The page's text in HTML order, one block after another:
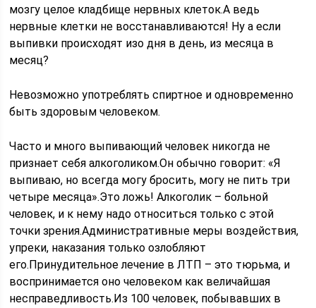
мозгу целое кладбище нервных клеток.А ведь
нервные клетки не восстанавливаются! Ну а если
выпивки происходят изо дня в день, из месяца в
месяц?
Невозможно употреблять спиртное и одновременно
быть здоровым человеком.
Часто и много выпивающий человек никогда не
признает себя алкоголиком.Он обычно говорит: «Я
выпиваю, но всегда могу бросить, могу не пить три
четыре месяца».Это ложь! Алкоголик – больной
человек, и к нему надо относиться только с этой
точки зрения.Административные меры воздействия,
упреки, наказания только озлобляют
его.Принудительное лечение в ЛТП – это тюрьма, и
воспринимается оно человеком как величайшая
несправедливость.Из 100 человек, побывавших в